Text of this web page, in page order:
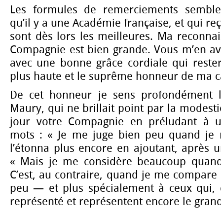
Les formules de remerciements
qu’il y a une Académie française, et qui
sont dès lors les meilleures. Ma
Compagnie est bien grande. Vous m’en
avec une bonne grâce cordiale qui
plus haute et le suprême honneur de ma
De cet honneur je sens profondément
Maury, qui ne brillait point par la
jour votre Compagnie en préludant à
mots : « Je me juge bien peu quand je
l’étonna plus encore en ajoutant, après
« Mais je me considère beaucoup
C’est, au contraire, quand je me
peu — et plus spécialement à ceux qui,
représenté et représentent encore le